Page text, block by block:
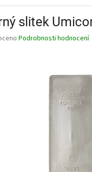
slitek
Podrobnosti hodnocení